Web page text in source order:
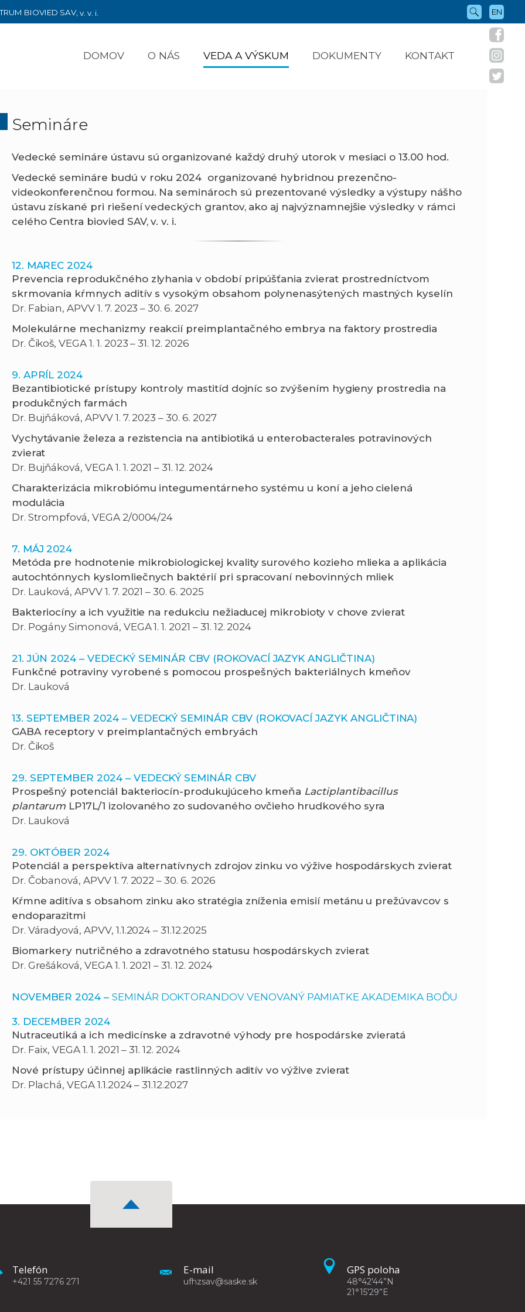
DOMOV O NÁS VEDA A VÝSKUM DOKUMENTY KONTAKT
BIOVIED SAV, v. v. i. EN
Semináre
Vedecké semináre ústavu sú organizované každý druhý utorok v mesiaci o 13.00 hod.
Vedecké semináre budú v roku 2024 organizované hybridnou prezenčno-
videokonferenčnou formou. Na seminároch sú prezentované výsledky a výstupy nášho
ústavu získané pri riešení vedeckých grantov, ako aj najvýznamnejšie výsledky v rámci
celého Centra biovied SAV, v. v. i.
12. MAREC 2024
Prevencia reprodukčného zlyhania v období pripúšťania zvierat prostredníctvom
skrmovania kŕmnych aditív s vysokým obsahom polynenasýtených mastných kyselín
Dr. Fabian, APVV 1. 7. 2023 – 30. 6. 2027
Molekulárne mechanizmy reakcií preimplantačného embrya na faktory prostredia
Dr. Čikoš, VEGA 1. 1. 2023 – 31. 12. 2026
9. APRÍL 2024
Bezantibiotické prístupy kontroly mastitíd dojníc so zvýšením hygieny prostredia na
produkčných farmách
Dr. Bujňáková, APVV 1. 7. 2023 – 30. 6. 2027
Vychytávanie železa a rezistencia na antibiotiká u enterobacterales potravinových
zvierat
Dr. Bujňáková, VEGA 1. 1. 2021 – 31. 12. 2024
Charakterizácia mikrobiómu integumentárneho systému u koní a jeho cielená
modulácia
Dr. Strompfová, VEGA 2/0004/24
7. MÁJ 2024
Metóda pre hodnotenie mikrobiologickej kvality surového kozieho mlieka a aplikácia
autochtónnych kyslomliečnych baktérií pri spracovaní nebovinných mliek
Dr. Lauková, APVV 1. 7. 2021 – 30. 6. 2025
Bakteriocíny a ich využitie na redukciu nežiaducej mikrobioty v chove zvierat
Dr. Pogány Simonová, VEGA 1. 1. 2021 – 31. 12. 2024
21. JÚN 2024 – VEDECKÝ SEMINÁR CBV (ROKOVACÍ JAZYK ANGLIČTINA)
Funkčné potraviny vyrobené s pomocou prospešných bakteriálnych kmeňov
Dr. Lauková
13. SEPTEMBER 2024 – VEDECKÝ SEMINÁR CBV (ROKOVACÍ JAZYK ANGLIČTINA)
GABA receptory v preimplantačných embryách
Dr. Čikoš
29. SEPTEMBER 2024 – VEDECKÝ SEMINÁR CBV
Prospešný potenciál bakteriocín-produkujúceho kmeňa Lactiplantibacillus
plantarum LP17L/1 izolovaného zo sudovaného ovčieho hrudkového syra
Dr. Lauková
29. OKTÓBER 2024
Potenciál a perspektíva alternatívnych zdrojov zinku vo výžive hospodárskych zvierat
Dr. Čobanová, APVV 1. 7. 2022 – 30. 6. 2026
Kŕmne aditíva s obsahom zinku ako stratégia zníženia emisií metánu u prežúvavcov s
endoparazitmi
Dr. Váradyová, APVV, 1.1.2024 – 31.12.2025
Biomarkery nutričného a zdravotného statusu hospodárskych zvierat
Dr. Grešáková, VEGA 1. 1. 2021 – 31. 12. 2024
NOVEMBER 2024 – SEMINÁR DOKTORANDOV VENOVANÝ PAMIATKE AKADEMIKA BOĎU
3. DECEMBER 2024
Nutraceutiká a ich medicínske a zdravotné výhody pre hospodárske zvieratá
Dr. Faix, VEGA 1. 1. 2021 – 31. 12. 2024
Nové prístupy účinnej aplikácie rastlinných aditív vo výžive zvierat
Dr. Plachá, VEGA 1.1.2024 – 31.12.2027
Telefón
+421 55 7276 271
E-mail
ufhzsav@saske.sk
GPS poloha
48°42'44”N
21°15'29”E